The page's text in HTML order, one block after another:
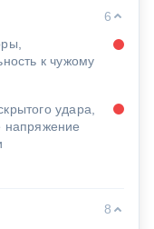
6
к чужому
удара,
напряжение
8